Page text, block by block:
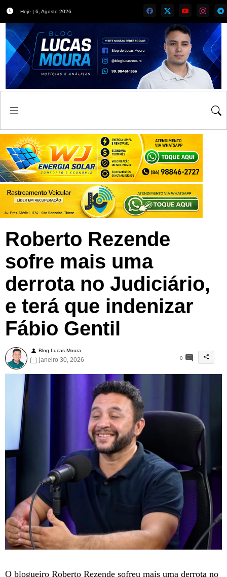
Hoje | 6, Agosto 2026
Roberto Rezende
sofre mais uma
derrota no Judiciário,
e terá que indenizar
Fábio Gentil
Blog Lucas Moura
janeiro 30, 2026 0
O blogueiro Roberto Rezende sofreu mais uma derrota no